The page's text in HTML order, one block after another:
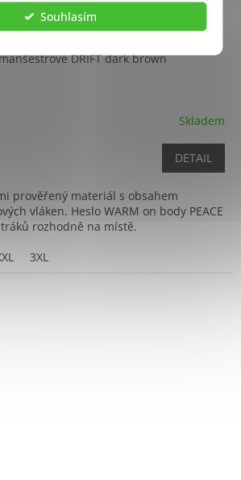
Souhlasím
DRIFT dark brown
Skladem
DETAIL
prověřený materiál s obsahem
vláken. Heslo WARM on body PEACE
rozhodně na místě.
3XL